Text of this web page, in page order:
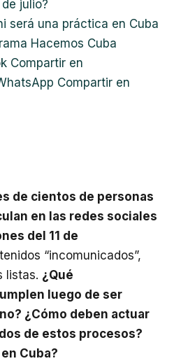
julio?
será una práctica en Cuba
Hacemos Cuba
Compartir en
Compartir en
de cientos de personas
en las redes sociales
del 11 de
“incomunicados”,
listas. ¿Qué
luego de ser
¿Cómo deben actuar
de estos procesos?
Cuba?